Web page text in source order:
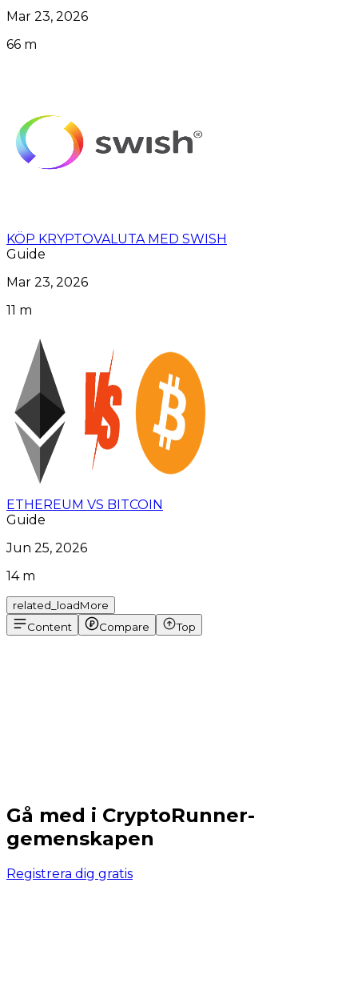
Mar 23, 2026
66 m
KÖP KRYPTOVALUTA MED SWISH
Guide
Mar 23, 2026
11 m
ETHEREUM VS BITCOIN
Guide
Jun 25, 2026
14 m
related_loadMore
Content
Compare Top
Gå med i CryptoRunner-
gemenskapen
Registrera dig gratis